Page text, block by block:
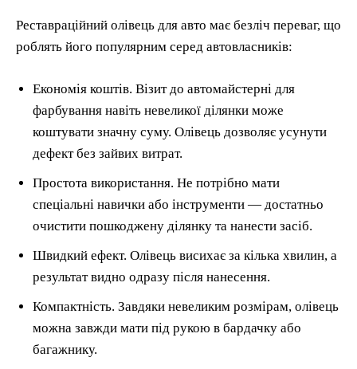
Реставраційний олівець для авто має безліч переваг, що
роблять його популярним серед автовласників:
Економія коштів. Візит до автомайстерні для
фарбування навіть невеликої ділянки може
коштувати значну суму. Олівець дозволяє усунути
дефект без зайвих витрат.
Простота використання. Не потрібно мати
спеціальні навички або інструменти — достатньо
очистити пошкоджену ділянку та нанести засіб.
Швидкий ефект. Олівець висихає за кілька хвилин, а
результат видно одразу після нанесення.
Компактність. Завдяки невеликим розмірам, олівець
можна завжди мати під рукою в бардачку або
багажнику.